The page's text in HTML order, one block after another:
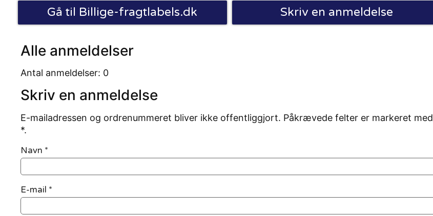
Gå til Billige-fragtlabels.dk Skriv en anmeldelse
Alle anmeldelser
Antal anmeldelser: 0
Skriv en anmeldelse
E-mailadressen og ordrenummeret bliver ikke offentliggjort. Påkrævede felter er markeret med
*.
Navn *
E-mail *